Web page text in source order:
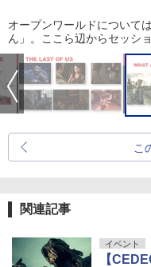
オープンワールドについて
ん」。ここら辺からセッシ
こ
関連記事
イベント
【